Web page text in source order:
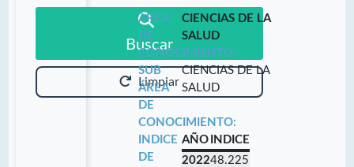
Buscar
Limpiar
ÁREA
DE
CONOCIMIENTO:
CIENCIAS DE LA
SALUD
SUB
ÁREA
DE
CONOCIMIENTO:
CIENCIAS DE LA
SALUD
INDICE
DE
AÑO INDICE
202248.225